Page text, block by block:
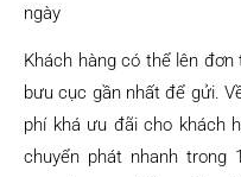
ngày
Khách hàng có thể lên
bưu cục gần nhất để gửi.
phí khá ưu đãi cho khách
chuyển phát nhanh trong